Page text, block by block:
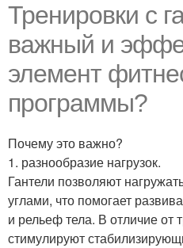
Тренировки с
важный и
элемент
программы?
Почему это важно?
1. разнообразие нагрузок.
Гантели позволяют
углами, что помогает
и рельеф тела. В отличие от
стимулируют